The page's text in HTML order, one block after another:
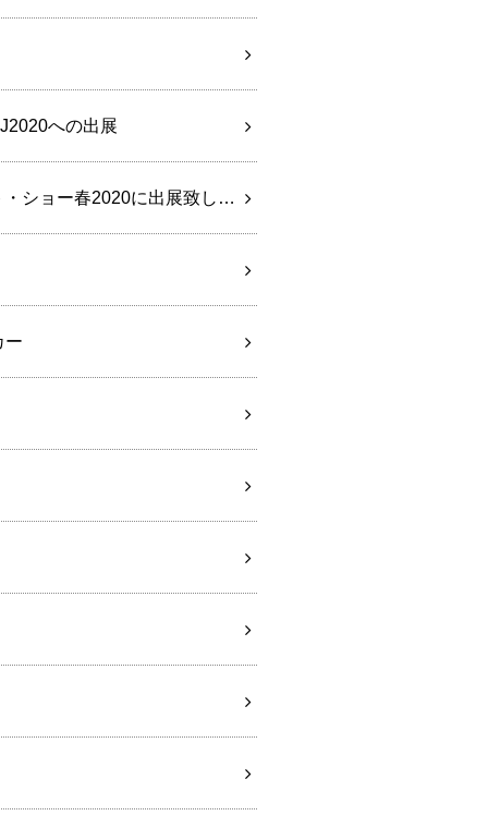
への出展
【イベント情報】第89回 東京インターナショナルギフト・ショー春2020に出展致します。
ー